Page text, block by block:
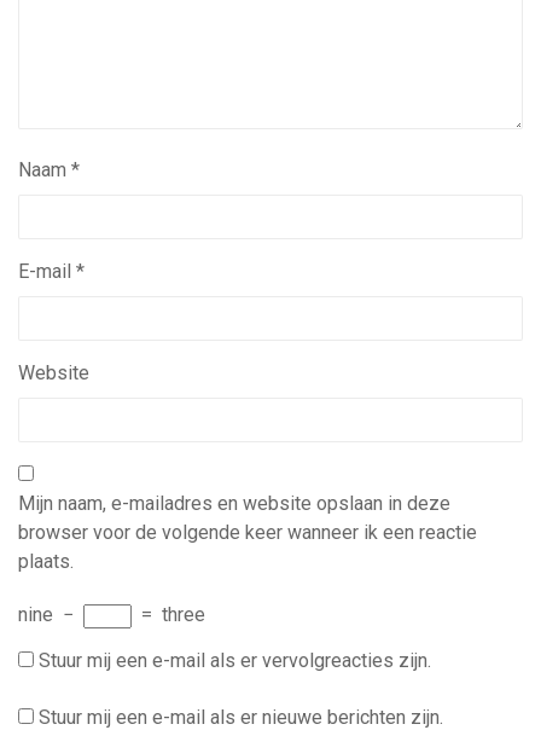
Naam *
E-mail *
Website
Mijn naam, e-mailadres en website opslaan in deze
browser voor de volgende keer wanneer ik een reactie
plaats.
nine − = three
Stuur mij een e-mail als er vervolgreacties zijn.
Stuur mij een e-mail als er nieuwe berichten zijn.